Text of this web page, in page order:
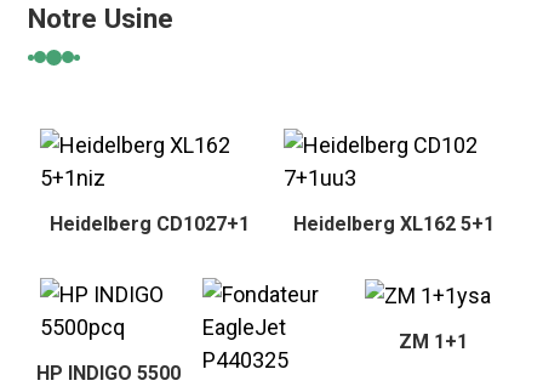
Notre Usine
Heidelberg CD1027+1 Heidelberg XL162 5+1
HP INDIGO 5500
ZM 1+1